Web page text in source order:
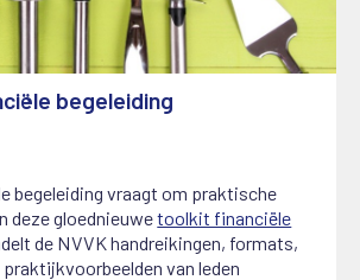
begeleiding
begeleiding vraagt om praktische
deze gloednieuwetoolkit financiële
de NVVK handreikingen, formats,
van leden